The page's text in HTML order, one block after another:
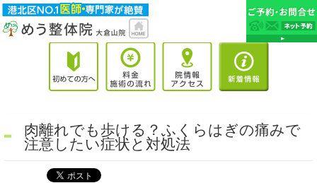
肉離れでも歩ける？ふくらはぎの痛みで
注意したい症状と対処法